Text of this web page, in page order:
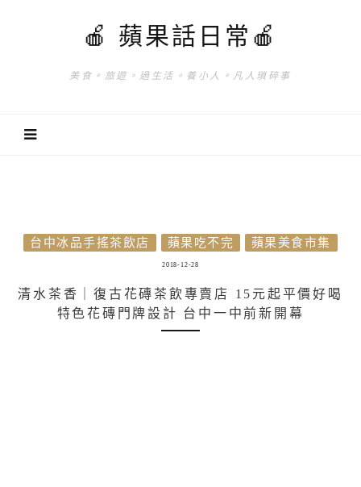
🍎 蘋果話日常🍎
美食。旅遊。過生活。養小人。凡人瑣碎事
台中冰品手搖茶飲店 蘋果吃不完 蘋果美食市集
2018-12-28
清水茶香｜復古花磚茶飲專賣店 15元起平價好喝
特色花磚門牌設計 台中一中前新開幕